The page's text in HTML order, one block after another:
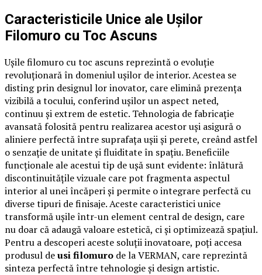
Caracteristicile Unice ale Ușilor
Filomuro cu Toc Ascuns
Ușile filomuro cu toc ascuns reprezintă o evoluție
revoluționară în domeniul ușilor de interior. Acestea se
disting prin designul lor inovator, care elimină prezența
vizibilă a tocului, conferind ușilor un aspect neted,
continuu și extrem de estetic. Tehnologia de fabricație
avansată folosită pentru realizarea acestor uși asigură o
aliniere perfectă între suprafața ușii și perete, creând astfel
o senzație de unitate și fluiditate în spațiu. Beneficiile
funcționale ale acestui tip de ușă sunt evidente: înlătură
discontinuitățile vizuale care pot fragmenta aspectul
interior al unei încăperi și permite o integrare perfectă cu
diverse tipuri de finisaje. Aceste caracteristici unice
transformă ușile într-un element central de design, care
nu doar că adaugă valoare estetică, ci și optimizează spațiul.
Pentru a descoperi aceste soluții inovatoare, poți accesa
produsul deusi filomuro de la VERMAN, care reprezintă
sinteza perfectă între tehnologie și design artistic.